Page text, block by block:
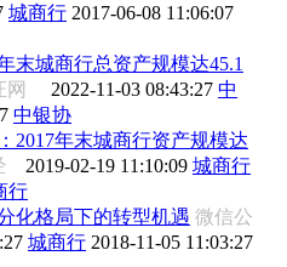
城商行 2017-06-08 11:06:07
末城商行总资产规模达45.1
网 2022-11-03 08:43:27 中
中银协
2017年末城商行资产规模达
2019-02-19 11:10:09 城商行
行
化格局下的转型机遇 微信公
城商行 2018-11-05 11:03:27